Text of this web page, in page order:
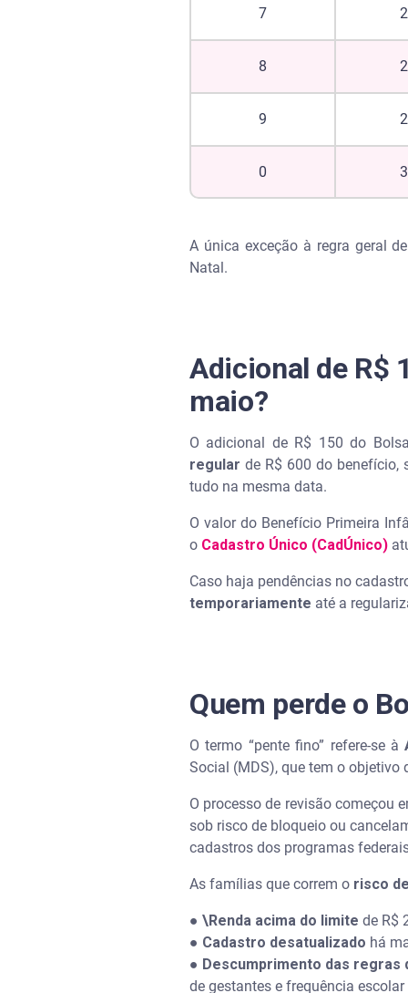
7
8
9
0
A única exceção à regra geral
Natal.
Adicional de R$
maio?
O adicional de R$ 150 do
regular de R$ 600 do benefício,
tudo na mesma data.
O valor do Benefício Primeira
o Cadastro Único (CadÚnico)
Caso haja pendências no
temporariamente até a
Quem perde o
O termo “pente fino” refere-se à
Social (MDS), que tem o objetivo
O processo de revisão começou
sob risco de bloqueio ou
cadastros dos programas
As famílias que correm o risco
● \Renda acima do limite de R$
● Cadastro desatualizado há
● Descumprimento das regras
de gestantes e frequência